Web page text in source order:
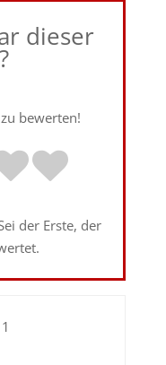
dieser
bewerten!
der Erste, der